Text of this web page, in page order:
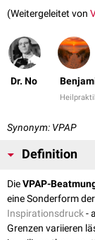
(Weitergeleitet von
Dr. No
Synonym: VPAP
Definition
DieVPAP-
eine Sonderform der
Inspirationsdruck-
Grenzen variieren